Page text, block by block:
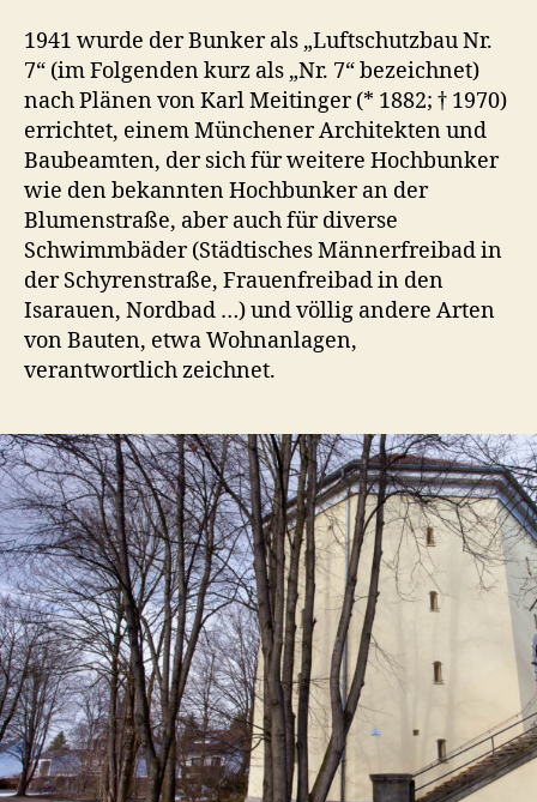
1941 wurde der Bunker als „Luftschutzbau Nr.
7“ (im Folgenden kurz als „Nr. 7“ bezeichnet)
nach Plänen von Karl Meitinger (* 1882; † 1970)
errichtet, einem Münchener Architekten und
Baubeamten, der sich für weitere Hochbunker
wie den bekannten Hochbunker an der
Blumenstraße, aber auch für diverse
Schwimmbäder (Städtisches Männerfreibad in
der Schyrenstraße, Frauenfreibad in den
Isarauen, Nordbad …) und völlig andere Arten
von Bauten, etwa Wohnanlagen,
verantwortlich zeichnet.